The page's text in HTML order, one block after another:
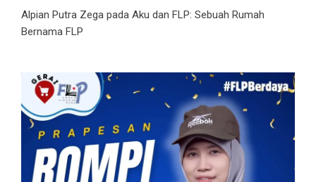
Alpian Putra Zega pada Aku dan FLP: Sebuah Rumah
Bernama FLP